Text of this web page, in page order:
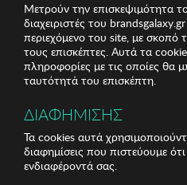
Μετρούν την επισκεψιμότητα
διαχειριστές του
περιεχόμενο του site, με σκοπό
τους επισκέπτες. Αυτά τα
πληροφορίες με τις οποίες θα
ταυτότητά του επισκέπτη.
ΔΙΑΦΗΜΙΣΗΣ
Τα cookies αυτά
διαφημίσεις που πιστεύουμε
ενδιαφέροντά σας.